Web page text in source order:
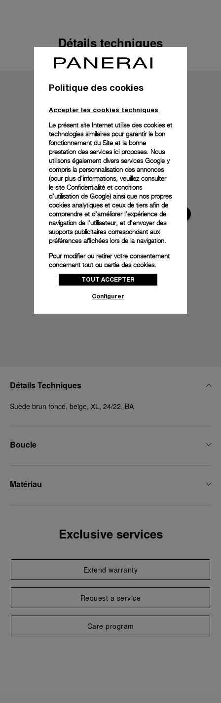
Détails techniques
Détails Techniques
Suède brun foncé, beige, XL, 24/22, BA
Boucle
Matériau
Exclusive services
Extend warranty
Request a service
Care program
Politique des cookies
Accepter les cookies techniques
Le présent site Internet utilise des cookies et
technologies similaires pour garantir le bon
fonctionnement du Site et la bonne
prestation des services ici proposes. Nous
utilisons également divers services Google y
compris la personnalisation des annonces
(pour plus d'informations, veuillez consulter
le site Confidentialité et conditions
d'utilisation de Google) ainsi que nos propres
cookies analytiques et ceux de tiers afin de
comprendre et d'améliorer l'expérience de
navigation de l'utilisateur, et d'envoyer des
supports publicitaires correspondant aux
préférences affichées lors de la navigation.
Pour modifier ou retirer votre consentement
concernant tout ou partie des cookies,
cliquez sur « Configurer » ou consultez notre
politique des cookiespour obtenir plus
donnez votre consentement pour l’utilisation
TOUT ACCEPTER
Configurer